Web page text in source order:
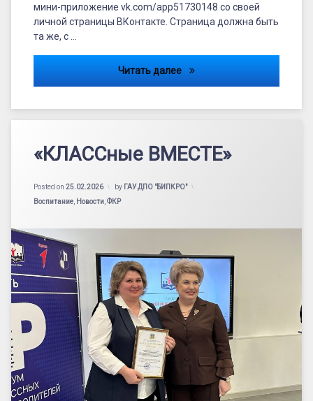
мини-приложение vk.com/app51730148 со своей
личной страницы ВКонтакте. Страница должна быть
та же, с …
Читать далее Сроки регистрации на
«КЛАССные ВМЕСТЕ»
Posted on 25.02.2026 by ГАУ ДПО "БИПКРО"
Категории:
Воспитание Новости ФКР